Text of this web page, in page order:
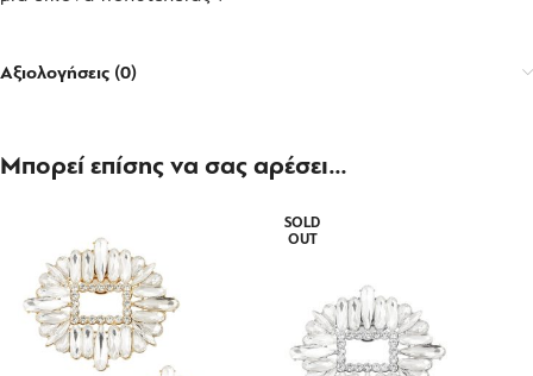
Αξιολογήσεις (0)
Μπορεί επίσης να σας αρέσει…
SOLD
OUT